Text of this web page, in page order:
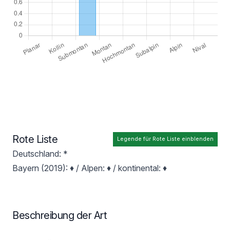
Legende für Rote Liste einblenden
Rote Liste
Deutschland: *
Bayern (2019): ♦ / Alpen: ♦ / kontinental: ♦
Beschreibung der Art